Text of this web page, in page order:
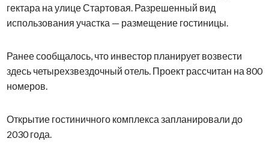
гектара на улице Стартовая. Разрешенный вид
использования участка — размещение гостиницы.
Ранее сообщалось, что инвестор планирует возвести
здесь четырехзвездочный отель. Проект рассчитан на 800
номеров.
Открытие гостиничного комплекса запланировали до
2030 года.